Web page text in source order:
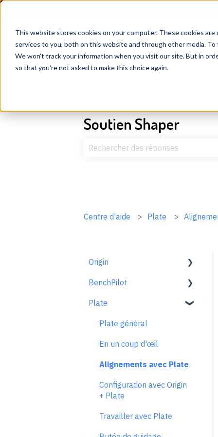
This website stores cookies on your computer. These cookies
services to you, both on this website and through other media.
We won't track your information when you visit our site. But in
so that you're not asked to make this choice again.
Soutien Shaper
Centre d'aide Plate
Origin
Pour bien démarrer
Configuration de l'espace
Le mode fraiser
Principes et techniques de
BenchPilot
Connecter à BenchPilot
Réglages avant le
fraisage
Dépannage de BenchPilot
Plate
Plate général
En un coup d'œil
Alignements avec Plate
Configuration avec Origin
+ Plate
Travailler avec Plate